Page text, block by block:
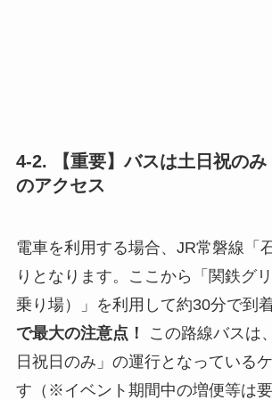
4-2. 【重要】バスは土日祝のみ
のアクセス
電車を利用する場合、JR常磐線「
りとなります。ここから「関鉄グ
乗り場）」を利用して約30分で到
で最大の注意点！
この路線バスは
日祝日のみ」の運行となっている
す（※イベント期間中の増便等は